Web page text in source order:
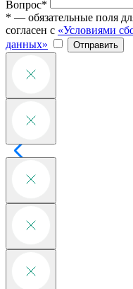
Вопрос*
* — обязательные поля
согласен с «Условиями
данных»
Отправить